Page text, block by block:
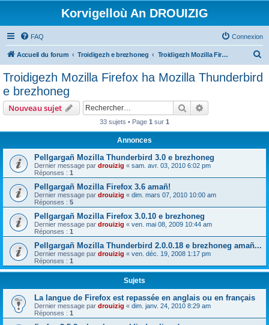
Korvigelloù An DROUIZIG
FAQ Connexion
Accueil du forum Troidigezh e brezhoneg Troidigezh Mozilla Firefox ha Mozilla Thunderbird e brezhoneg
Troidigezh Mozilla Firefox ha Mozilla Thunderbird
e brezhoneg
Nouveau sujet Rechercher
33 sujets • Page 1 sur 1
Annonces
Pellgargañ Mozilla Thunderbird 3.0 e brezhoneg
Dernier message par drouizig « sam. avr. 03, 2010 6:02 pm
Réponses : 1
Pellgargañ Mozilla Firefox 3.6 amañ!
Dernier message par drouizig « dim. mars 07, 2010 10:00 am
Réponses : 5
Pellgargañ Mozilla Firefox 3.0.10 e brezhoneg
Dernier message par drouizig « ven. mai 08, 2009 10:44 am
Réponses : 1
Pellgargañ Mozilla Thunderbird 2.0.0.18 e brezhoneg amañ...
Dernier message par drouizig « ven. déc. 19, 2008 1:17 pm
Réponses : 1
Sujets
La langue de Firefox est repassée en anglais ou en français
Dernier message par drouizig « dim. janv. 24, 2010 8:29 am
Réponses : 1